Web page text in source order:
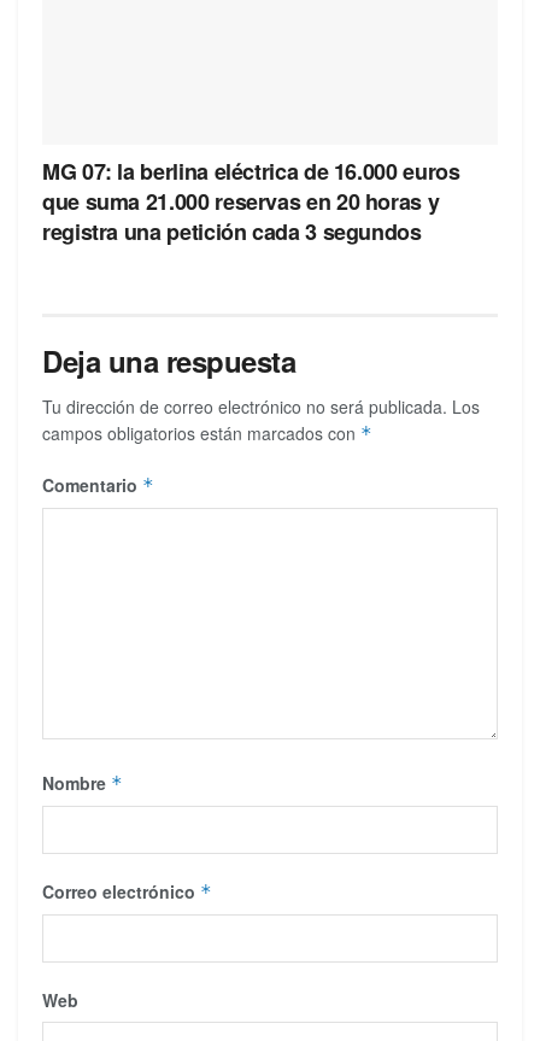
MG 07: la berlina eléctrica de 16.000 euros
que suma 21.000 reservas en 20 horas y
registra una petición cada 3 segundos
Deja una respuesta
Tu dirección de correo electrónico no será publicada. Los
campos obligatorios están marcados con *
Comentario *
Nombre *
Correo electrónico *
Web